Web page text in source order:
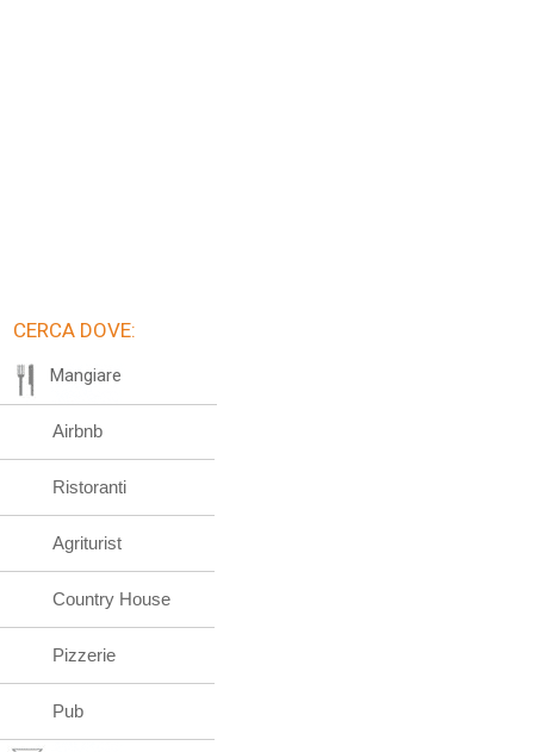
CERCA DOVE:
Mangiare
Airbnb
Ristoranti
Agriturist
Country House
Pizzerie
Pub